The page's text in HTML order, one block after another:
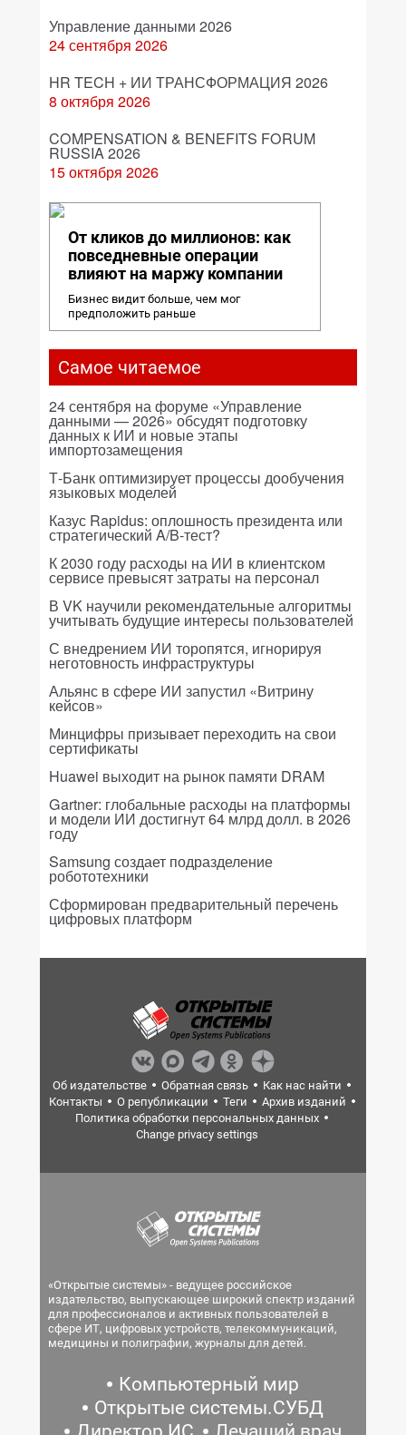
Управление данными 2026
24 сентября 2026
HR TECH + ИИ ТРАНСФОРМАЦИЯ 2026
8 октября 2026
COMPENSATION & BENEFITS FORUM
RUSSIA 2026
15 октября 2026
От кликов до миллионов: как
повседневные операции
влияют на маржу компании
Бизнес видит больше, чем мог
предположить раньше
Самое читаемое
24 сентября на форуме «Управление
данными — 2026» обсудят подготовку
данных к ИИ и новые этапы
импортозамещения
Т-Банк оптимизирует процессы дообучения
языковых моделей
Казус Rapidus: оплошность президента или
стратегический A/B-тест?
К 2030 году расходы на ИИ в клиентском
сервисе превысят затраты на персонал
В VK научили рекомендательные алгоритмы
учитывать будущие интересы пользователей
С внедрением ИИ торопятся, игнорируя
неготовность инфраструктуры
Альянс в сфере ИИ запустил «Витрину
кейсов»
Минцифры призывает переходить на свои
сертификаты
Huawei выходит на рынок памяти DRAM
Gartner: глобальные расходы на платформы
и модели ИИ достигнут 64 млрд долл. в 2026
году
Samsung создает подразделение
робототехники
Сформирован предварительный перечень
цифровых платформ
Об издательстве Обратная связь
Как нас найти
Контакты
О републикации Теги
Архив изданий
Политика обработки персональных данных
Change privacy settings
«Открытые системы» - ведущее российское
издательство, выпускающее широкий спектр изданий
для профессионалов и активных пользователей в
сфере ИТ, цифровых устройств, телекоммуникаций,
медицины и полиграфии, журналы для детей.
Компьютерный мир
Открытые системы.СУБД